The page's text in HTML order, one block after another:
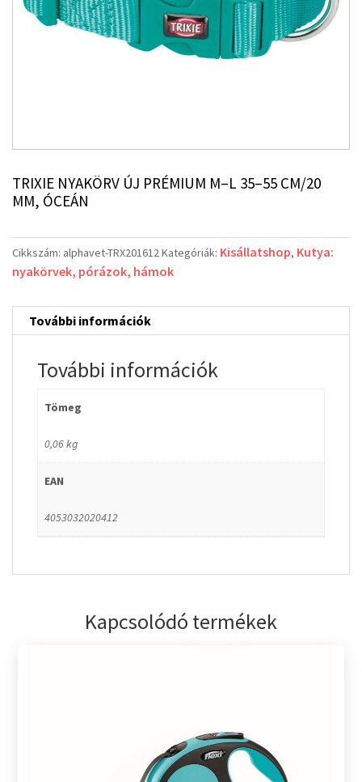
TRIXIE NYAKÖRV ÚJ PRÉMIUM M–L 35–55 CM/20
MM, ÓCEÁN
Cikkszám: alphavet-TRX201612Kategóriák: Kisállatshop, Kutya:
nyakörvek, pórázok, hámok
További információk
További információk
Tömeg
0,06 kg
EAN
4053032020412
Kapcsolódó termékek